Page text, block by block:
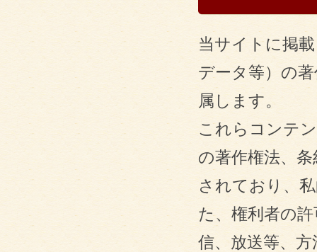
当サイトに掲
データ等）の
属します。
これらコンテ
の著作権法、
されており、
た、権利者の
信、放送等、